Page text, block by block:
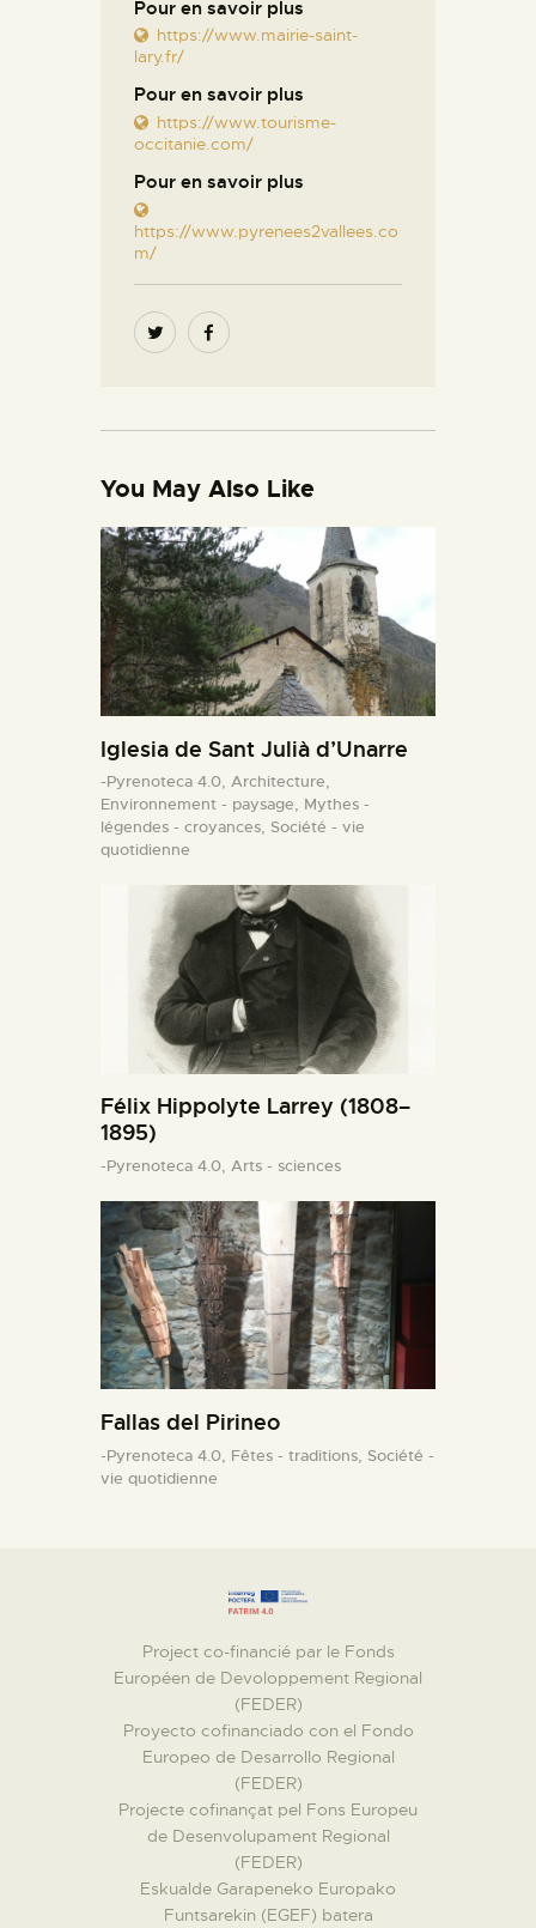
Pour en savoir plus
https://www.mairie-saint-
lary.fr/
Pour en savoir plus
https://www.tourisme-
occitanie.com/
Pour en savoir plus
https://www.pyrenees2vallees.co
m/
You May Also Like
Iglesia de Sant Julià d’Unarre
-Pyrenoteca 4.0, Architecture,
Environnement - paysage, Mythes -
légendes - croyances, Société - vie
quotidienne
Félix Hippolyte Larrey (1808–
1895)
-Pyrenoteca 4.0, Arts - sciences
Fallas del Pirineo
-Pyrenoteca 4.0, Fêtes - traditions, Société -
vie quotidienne
Project co-financié par le Fonds
Européen de Devoloppement Regional
(FEDER)
Proyecto cofinanciado con el Fondo
Europeo de Desarrollo Regional
(FEDER)
Projecte cofinançat pel Fons Europeu
de Desenvolupament Regional
(FEDER)
Eskualde Garapeneko Europako
Funtsarekin (EGEF) batera